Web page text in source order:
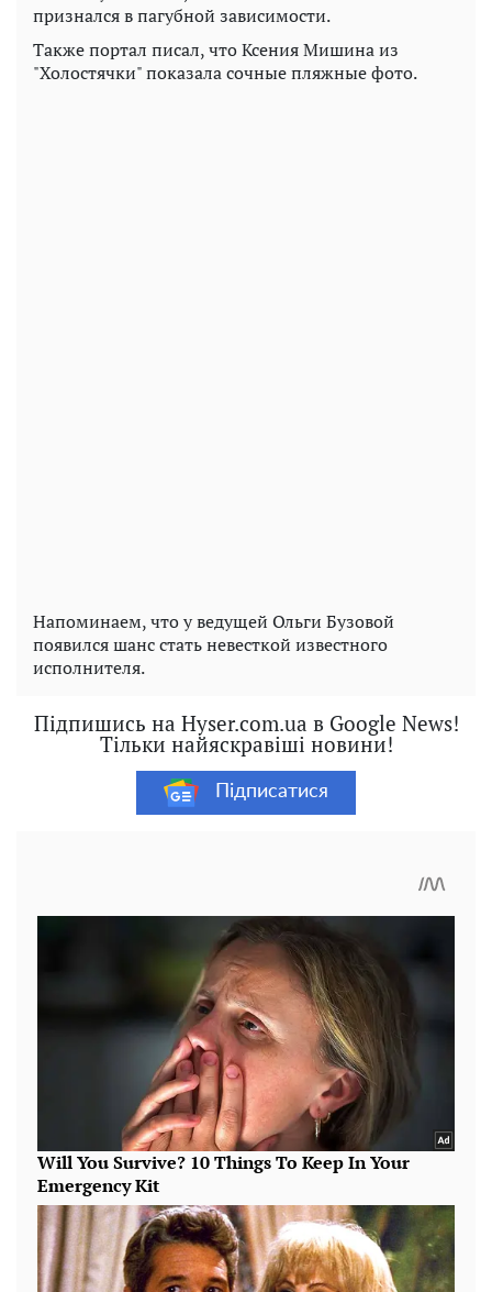
признался в пагубной зависимости.
Также портал писал, что Ксения Мишина из
"Холостячки" показала сочные пляжные фото.
Напоминаем, что у ведущей Ольги Бузовой
появился шанс стать невесткой известного
исполнителя.
Підпишись на Hyser.com.ua в Google News!
Тільки найяскравіші новини!
Підписатися